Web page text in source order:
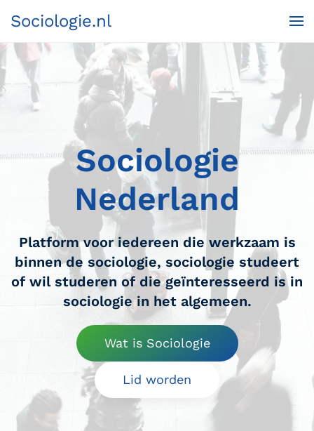
Terug naar hoofdinhoud
Sociologie.nl
Sociologie
Nederland
Platform voor iedereen die werkzaam is
binnen de sociologie, sociologie studeert
of wil studeren of die geïnteresseerd is in
sociologie in het algemeen.
Wat is Sociologie
Lid worden